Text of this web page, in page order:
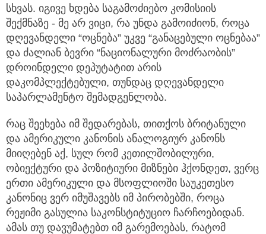
სხვას. იგივე ხდება საგამოძიებო კომისიის
შექმნაზე - მე არ ვიცი, რა უნდა გამოიძიონ, როცა
დღევანდელი “ოცნება” უკვე “განაცებული ოცნებაა”
და ძალიან ბევრი “ნაციონალური მოძრაობის”
დროინდელი დეპუტატით არის
დაკომპლექტებული, თუნდაც დღევანდელი
საპარლამენტო შემადგენლობა.
რაც შეეხება იმ შედარებას, თითქოს ბრიტანული
და ამერიკული კანონის ანალოგიურ კანონს
მიიღებენ აქ, სულ რომ კეთილშობილური,
ობიექტური და პოზიტიური მიზნები ჰქონდეთ, ვერც
ერთი ამერიკული და მსოფლიოში საუკეთესო
კანონიც ვერ იმუშავებს იმ პირობებში, როცა
რეჟიმი გასულია საკონსტიტუციო ჩარჩოებიდან.
ამას თუ დავუმატებთ იმ გარემოებას, რატომ